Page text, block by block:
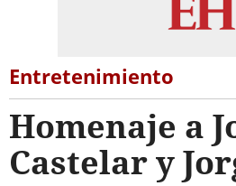
Entretenimiento
Homenaje a
Castelar y